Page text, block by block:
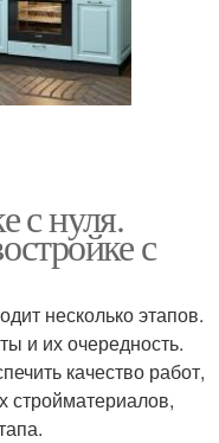
с нуля.
с
несколько этапов.
и их очередность.
качество работ,
стройматериалов,